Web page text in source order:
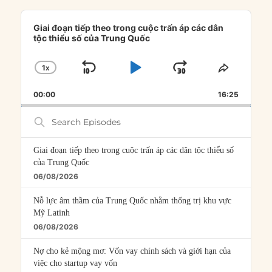
Audio
Player
Giai đoạn tiếp theo trong cuộc trấn áp các dân
tộc thiểu số của Trung Quốc
CHANGE
RATE
1X
SKIP
PLAYJUMP
FORWARD
SHARE
00:00 16:25
Search
Episodes
Giai đoạn tiếp theo trong cuộc trấn áp các dân tộc thiểu số
của Trung Quốc
06/08/2026
Nỗ lực âm thầm của Trung Quốc nhằm thống trị khu vực
Mỹ Latinh
06/08/2026
Nợ cho kẻ mộng mơ: Vốn vay chính sách và giới hạn của
việc cho startup vay vốn